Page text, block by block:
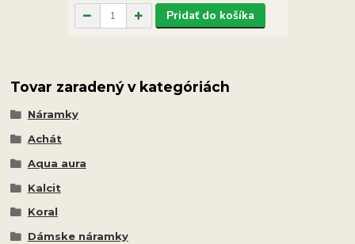
Pridať do košíka
Tovar zaradený v kategóriách
Náramky
Achát
Aqua aura
Kalcit
Koral
Dámske náramky